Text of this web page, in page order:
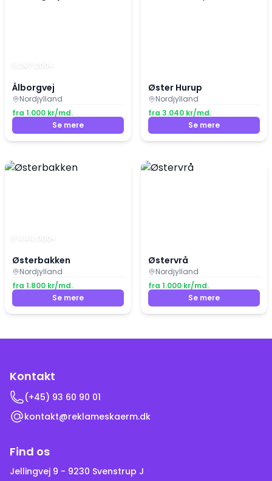
Ålborgvej
Nordjylland
fra 1.000 kr/md.
Se mere
Øster Hurup
Nordjylland
fra 3.040 kr/md.
Se mere
Østerbakken
Nordjylland
fra 1.800 kr/md.
Se mere
Østervrå
Nordjylland
fra 1.000 kr/md.
Se mere
Kontakt
(+45) 93 60 90 01
kontakt@reklameskaerm.dk
Find os
Jellingvej 9 - 9230 Svenstrup J